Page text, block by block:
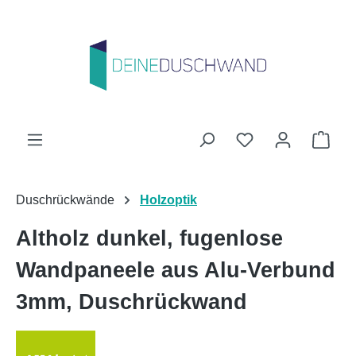
Du hast 0
Duschrückwände Holzoptik
Altholz dunkel, fugenlose
Wandpaneele aus Alu-Verbund
3mm, Duschrückwand